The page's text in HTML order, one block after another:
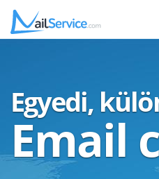
Egyedi,
Email